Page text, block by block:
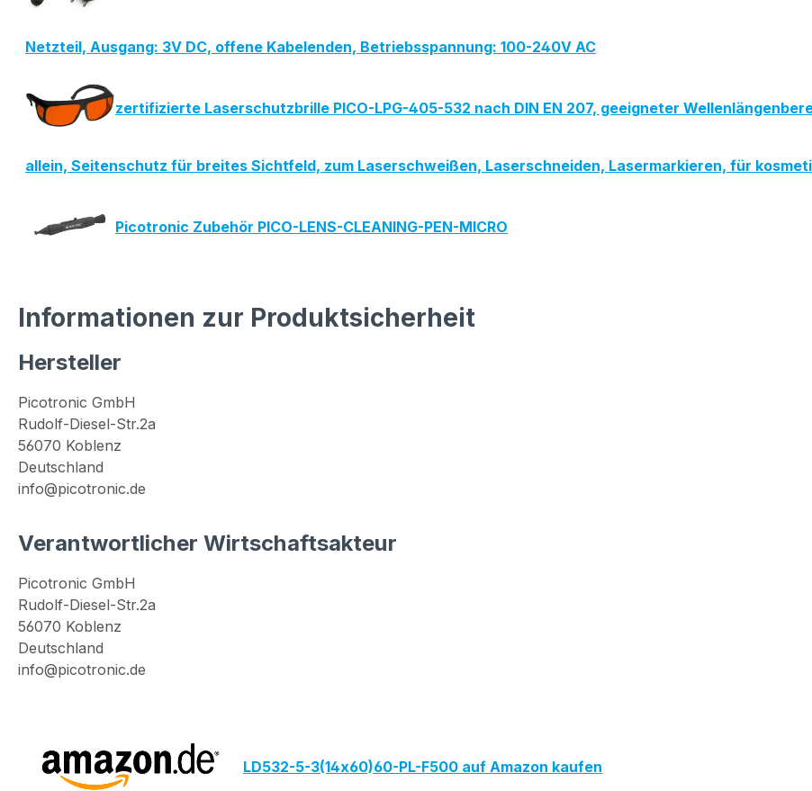
Netzteil, Ausgang: 3V DC, offene Kabelenden, Betriebsspannung: 100-240V AC
zertifizierte Laserschutzbrille PICO-LPG-405-532 nach DIN EN 207, geeigneter
allein, Seitenschutz für breites Sichtfeld, zum Laserschweißen, Laserschneiden, Lasermarkieren, für
Picotronic Zubehör PICO-LENS-CLEANING-PEN-MICRO
Informationen zur Produktsicherheit
Hersteller
Picotronic GmbH
Rudolf-Diesel-Str.2a
56070 Koblenz
Deutschland
info@picotronic.de
Verantwortlicher Wirtschaftsakteur
Picotronic GmbH
Rudolf-Diesel-Str.2a
56070 Koblenz
Deutschland
info@picotronic.de
LD532-5-3(14x60)60-PL-F500 auf Amazon kaufen